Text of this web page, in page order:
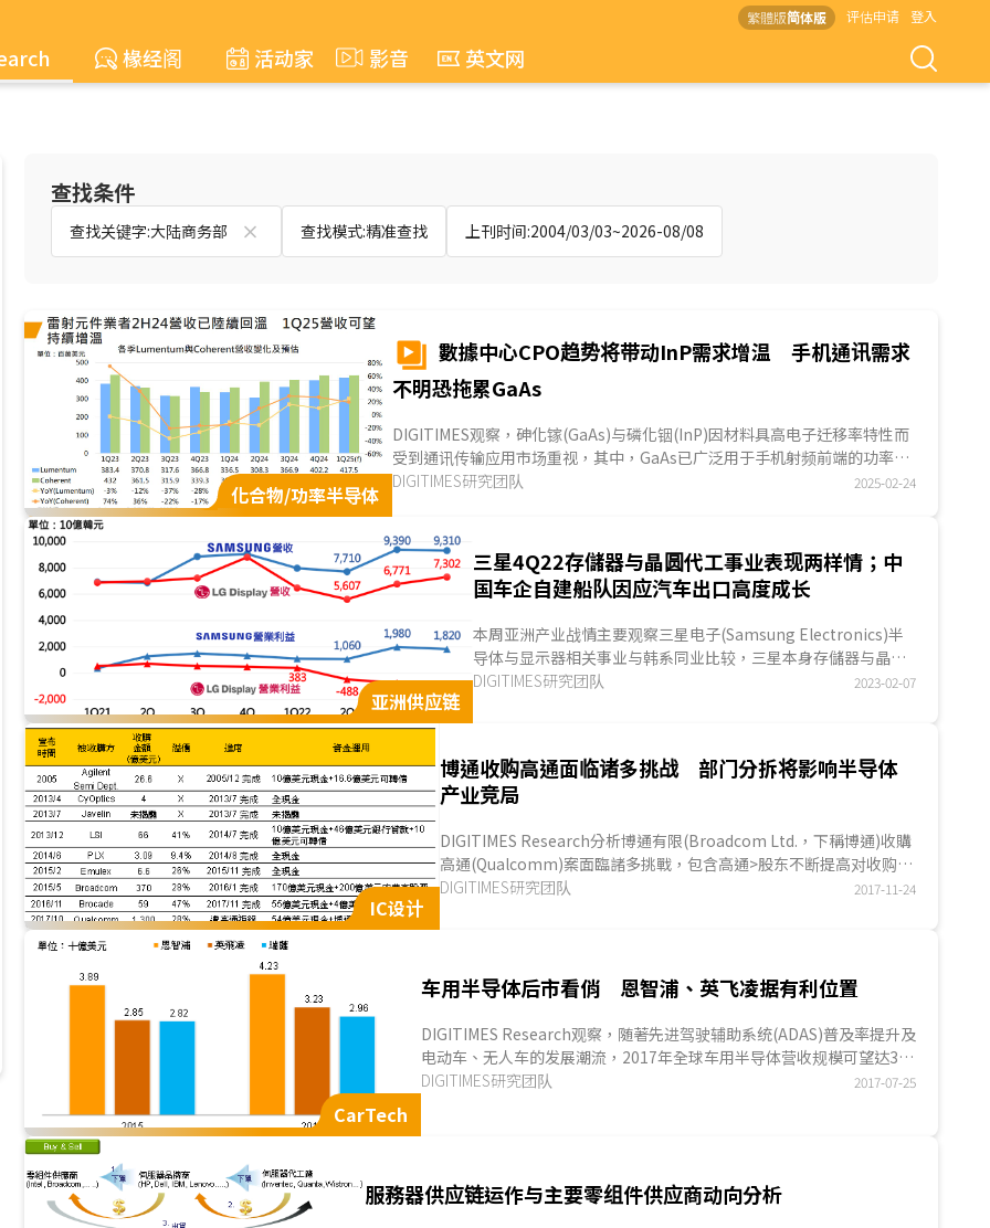
繁體版简体版 评估申请 登入
椽经阁 活动家 影音 英文网
查找条件
查找关键字:大陆商务部 查找模式:精准查找 上刊时间:2004/03/03~2026-08/08
化合物/功率半导体
數據中心CPO趋势将带动InP需求增温 手机通讯需求
不明恐拖累GaAs
DIGITIMES观察，砷化镓(GaAs)与磷化铟(InP)因材料具高电子迁移率特性而
受到通讯传输应用市场重视，其中，GaAs已广泛用于手机射频前端的功率放
大器(Power Amplifie...
DIGITIMES研究团队 2025-02-24
亚洲供应链
三星4Q22存儲器与晶圆代工事业表现两样情；中
国车企自建船队因应汽车出口高度成长
本周亚洲产业战情主要观察三星电子(Samsung Electronics)半
导体与显示器相关事业与韩系同业比较，三星本身存儲器与晶圆
代工事业表现呈现两样情；中国车企正筹建远洋...
DIGITIMES研究团队 2023-02-07
IC设计
博通收购高通面临诸多挑战 部门分拆将影响半导体
产业竞局
DIGITIMES Research分析博通有限(Broadcom Ltd.，下稱博通)收購
高通(Qualcomm)案面臨諸多挑戰，包含高通>股东不断提高对收购金
额预期、杠杆收购(Leveraged Buyout；LBO)的筹资与换股问题、各
DIGITIMES研究团队 2017-11-24
CarTech
车用半导体后市看俏 恩智浦、英飞凌据有利位置
DIGITIMES Research观察，随著先进驾驶辅助系统(ADAS)普及率提升及
电动车、无人车的发展潮流，2017年全球车用半导体营收规模可望达320
亿美元，2016~2018年年复合成长率将达6.2%以上...
DIGITIMES研究团队 2017-07-25
服務器供应链运作与主要零组件供应商动向分析